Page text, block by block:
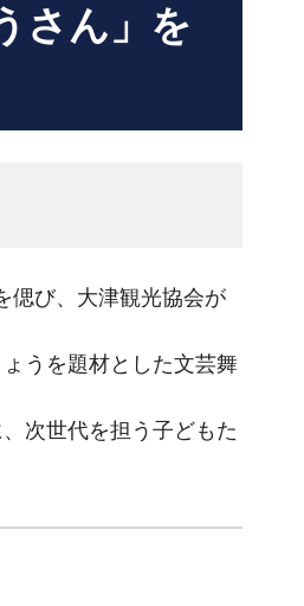
さん」を
偲び、大津観光協会が
うを題材とした文芸舞
次世代を担う子どもた